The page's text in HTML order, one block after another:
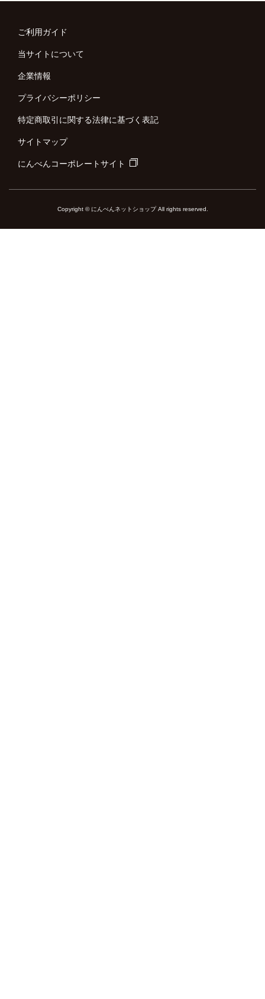
ご利用ガイド
当サイトについて
企業情報
プライバシーポリシー
特定商取引に関する法律に基づく表記
サイトマップ
にんべんコーポレートサイト
Copyright © にんべんネットショップ All rights reserved.